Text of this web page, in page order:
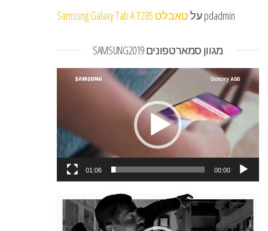
pdadminעלטאבלט Samsung Galaxy Tab A T285
מגוון סמארטפונים SAMSUNG2019
נגן
וידאו
00:00
01:06
נגן
וידאו